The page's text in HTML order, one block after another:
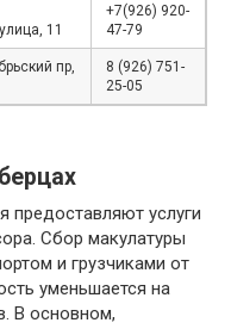
11
+7(926) 920-
47-79
пр,
8 (926) 751-
25-05
предоставляют услуги
Сбор макулатуры
и грузчиками от
уменьшается на
В основном,